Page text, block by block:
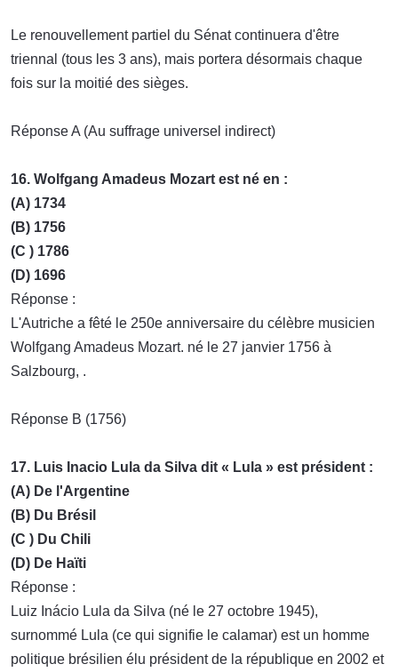
Le renouvellement partiel du Sénat continuera d'être
triennal (tous les 3 ans), mais portera désormais chaque
fois sur la moitié des sièges.
Réponse A (Au suffrage universel indirect)
16. Wolfgang Amadeus Mozart est né en :
(A) 1734
(B) 1756
(C ) 1786
(D) 1696
Réponse :
L'Autriche a fêté le 250e anniversaire du célèbre musicien
Wolfgang Amadeus Mozart. né le 27 janvier 1756 à
Salzbourg, .
Réponse B (1756)
17. Luis Inacio Lula da Silva dit « Lula » est président :
(A) De l'Argentine
(B) Du Brésil
(C ) Du Chili
(D) De Haïti
Réponse :
Luiz Inácio Lula da Silva (né le 27 octobre 1945),
surnommé Lula (ce qui signifie le calamar) est un homme
politique brésilien élu président de la république en 2002 et